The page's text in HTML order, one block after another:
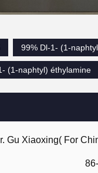
Gu Xiaoxing( For
99% Dl-1- (1-
(1-naphtyl) éthylamine